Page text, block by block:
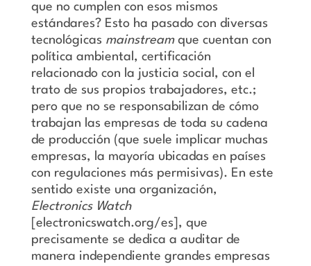
que no cumplen con esos mismos
estándares? Esto ha pasado con diversas
tecnológicas mainstream que cuentan con
política ambiental, certificación
relacionado con la justicia social, con el
trato de sus propios trabajadores, etc.;
pero que no se responsabilizan de cómo
trabajan las empresas de toda su cadena
de producción (que suele implicar muchas
empresas, la mayoría ubicadas en países
con regulaciones más permisivas). En este
sentido existe una organización,
Electronics Watch
[electronicswatch.org/es], que
precisamente se dedica a auditar de
manera independiente grandes empresas